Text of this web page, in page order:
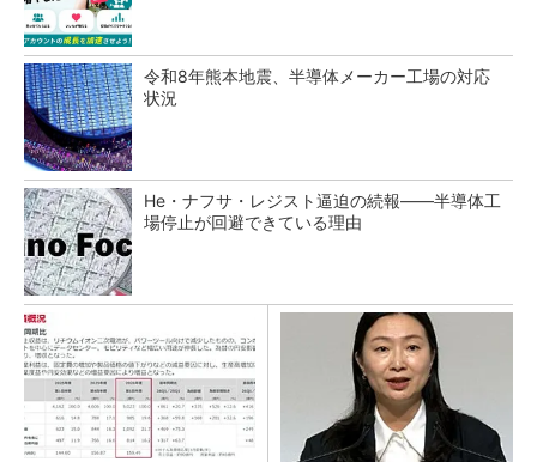
令和8年熊本地震、半導体メーカー工場の対応
状況
He・ナフサ・レジスト逼迫の続報――半導体工
場停止が回避できている理由